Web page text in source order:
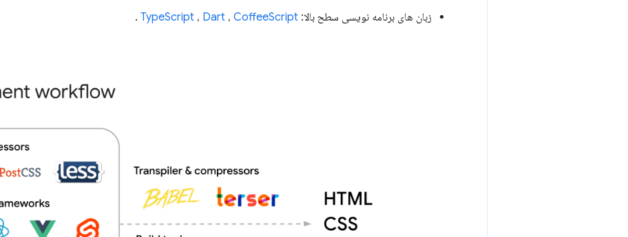
زبان های برنامه نویسی سطح بالا:
TypeScript ، Dart ، CoffeeScript
.